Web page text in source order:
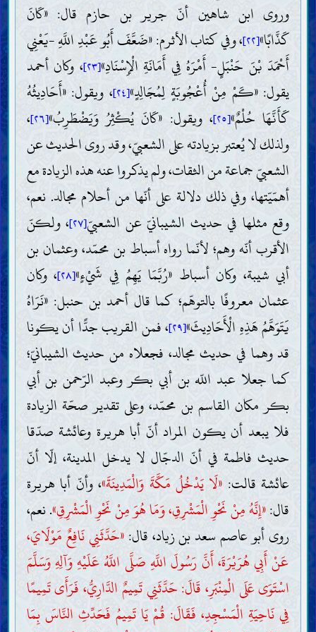
وروى ابن شاهين أنّ جرير بن حازم قال: «كَانَ
كَذَّابًا»[٢٢] ، وفي كتاب الأثرم: «ضَعَّفَ أَبُو عَبْدِ اللَّهِ -يَعْنِي
أَحْمَدَ بْنَ حَنْبَلٍ- أَمْرَهُ فِي أَمَانَةِ الْإِسْنَادِ»[٢٣]
، وكان أحمد
يقول: «كَمْ مِنْ أُعْجُوبَةٍ لِمُجَالِدٍ»[٢٤]
، ويقول: «أَحَادِيثُهُ
كَأَنَّهَا حُلْمٌ»[٢٥] ، ويقول: «كَانَ يُكْثِرُ وَيَضْطَرِبُ»[٢٦]
،
ولذلك لا يُعتبر بزيادته على الشعبيّ، وقد روى الحديث عن
الشعبيّ جماعة من الثقات، ولم يذكروا عنه هذه الزيادة مع
أهمّيّتها، وفي ذلك دلالة على أنّها من أحلام مجالد. نعم،
وقع مثلها في حديث الشيبانيّ عن الشعبيّ[٢٧]
، ولكنّ
الأقرب أنّه وهم؛ لأنّما رواه أسباط بن محمّد، وعثمان بن
أبي شيبة، وكان أسباط «رُبَّمَا يَهِمُ فِي شَيْءٍ»[٢٨]
، وكان
عثمان معروفًا بالتوهّم؛ كما قال أحمد بن حنبل: «نَرَاهُ
يَتَوَهَّمُ هَذِهِ الْأَحَادِيثَ»[٢٩]
، فمن القريب جدًّا أن يكونا
قد وهما في حديث مجالد، فجعلاه من حديث الشيبانيّ؛
كما جعلا عبد اللّه بن أبي بكر وعبد الرّحمن بن أبي
بكر مكان القاسم بن محمّد، وعلى تقدير صحّة الزيادة
فلا يبعد أن يكون المراد أنّ أبا هريرة وعائشة صدّقا
حديث فاطمة في أنّ الدجّال لا يدخل المدينة، إلّا أنّ
عائشة قالت: «لَا يَدْخُلُ مَكَّةَ وَالْمَدِينَةَ»، وأنّ أبا هريرة
قال:«إِنَّهُ مِنْ نَحْوِ الْمَشْرِقِ، وَمَا هُوَ مِنْ نَحْوِ الْمَشْرِقِ». نعم،
روى أبو عاصم سعد بن زياد، قال:«حَدَّثَنِي نَافِعٌ مَوْلَايَ،
عَنْ أَبِي هُرَيْرَةَ، أَنَّ رَسُولَ اللَّهِ صَلَّى اللَّهُ عَلَيْهِ وَآلِهِ وَسَلَّمَ
اسْتَوَى عَلَى الْمِنْبَرِ، قَالَ: حَدَّثَنِي تَمِيمٌ الدَّارِيُّ، فَرَأَى تَمِيمًا
فِي نَاحِيَةِ الْمَسْجِدِ، فَقَالَ: قُمْ يَا تَمِيمُ فَحَدِّثِ النَّاسَ بِمَا